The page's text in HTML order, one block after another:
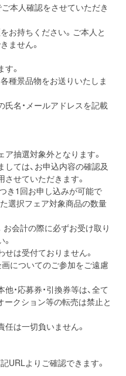
本人確認をさせていただき
お持ちください。ご本人と
ません。
。
種景品物をお送りいたしま
名・メールアドレスを記載
抽選対象外となります。
ては、お申込内容の確認及
せていただきます。
き1回お申し込みが可能で
選択フェア対象商品の数量
会計の際に必ずお受け取り
は受付ておりません。
についてのご参加をご遠慮
・応募券・引換券等は、全て
ークション等の転売は禁止と
は一切負いません。
URLよりご確認できます。